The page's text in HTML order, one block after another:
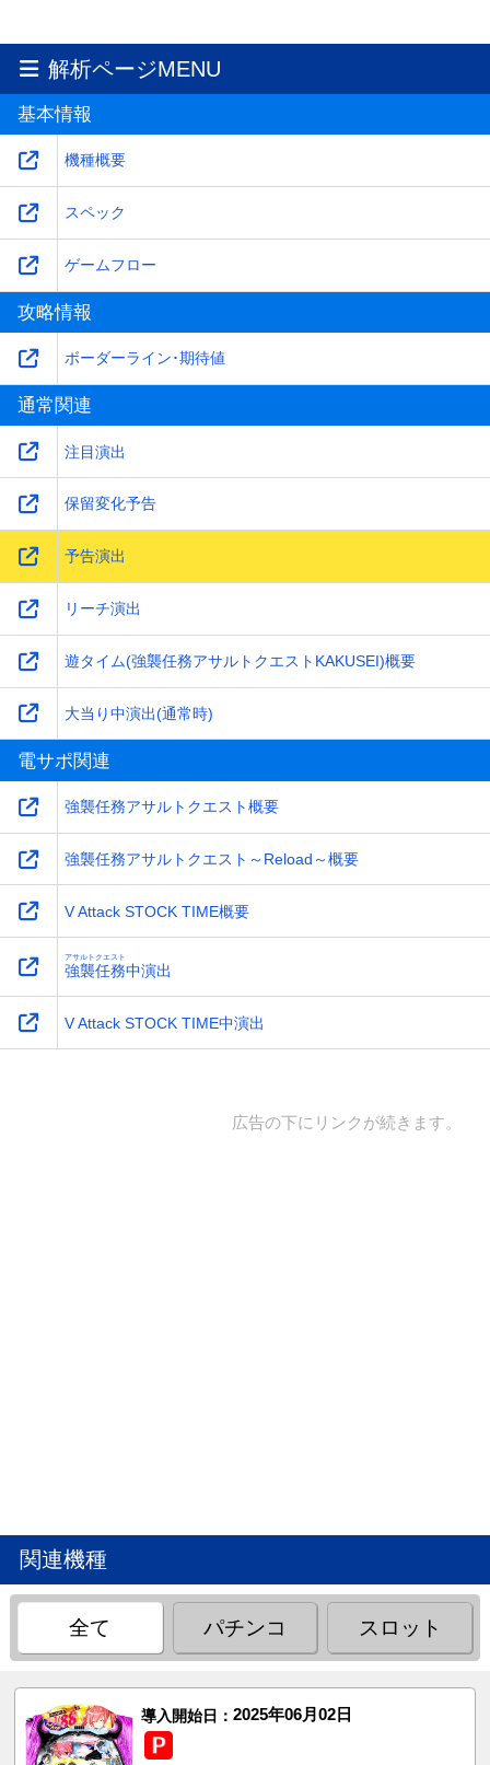
解析ページMENU
基本情報
機種概要
スペック
ゲームフロー
攻略情報
ボーダーライン･期待値
通常関連
注目演出
保留変化予告
予告演出
リーチ演出
遊タイム(強襲任務アサルトクエストKAKUSEI)概要
大当り中演出(通常時)
電サポ関連
強襲任務アサルトクエスト概要
強襲任務アサルトクエスト～Reload～概要
V Attack STOCK TIME概要
強襲任務
アサルトクエスト
中演出
V Attack STOCK TIME中演出
広告の下にリンクが続きます。
関連機種
全て パチンコ スロット
導入開始日： 2025年06月02日